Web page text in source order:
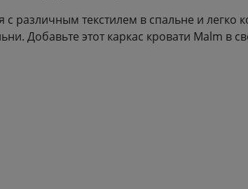
с различным текстилем в спальне и
Добавьте этот каркас кровати Malm в